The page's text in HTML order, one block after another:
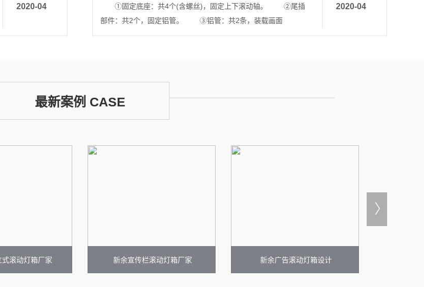
2020-04 2020-04
①固定底座：共4个(含螺丝)，固定上下滚动轴。 ②尾插
部件：共2个，固定铝管。 ③铝管：共2条，装载画面
最新案例 CASE
滚动灯箱厂家 新余宣传栏滚动灯箱厂家 新余广告滚动灯箱设计